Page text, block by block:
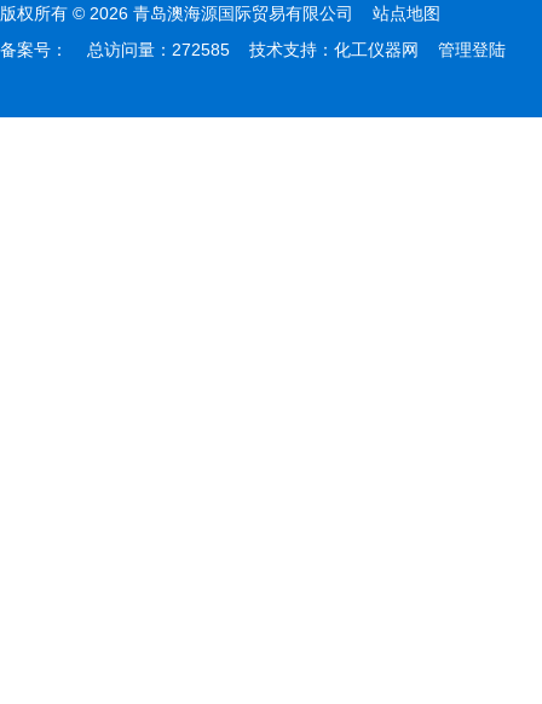
版权所有 © 2026 青岛澳海源国际贸易有限公司 站点地图
备案号：
总访问量：272585 技术支持： 化工仪器网 管理登陆